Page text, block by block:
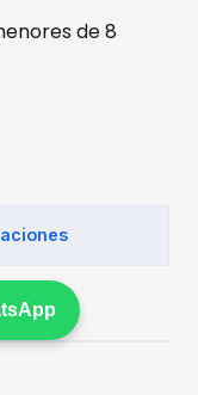
de 8